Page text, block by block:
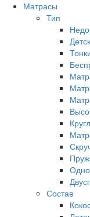
Матрасы
Тип
Состав